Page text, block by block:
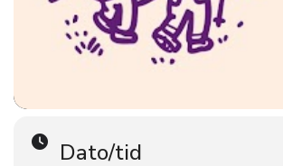
Her er det parkering om du kommer
Ellers kan du ta buss 30.
Turen:Dato/tid